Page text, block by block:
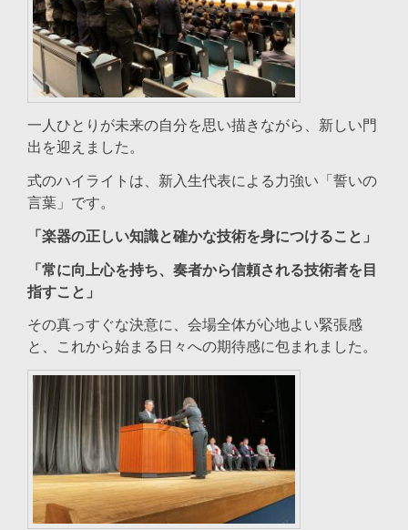
一人ひとりが未来の自分を思い描きながら、新しい門
出を迎えました。
式のハイライトは、新入生代表による力強い「誓いの
言葉」です。
「楽器の正しい知識と確かな技術を身につけること」
「常に向上心を持ち、奏者から信頼される技術者を目
指すこと」
その真っすぐな決意に、会場全体が心地よい緊張感
と、これから始まる日々への期待感に包まれました。